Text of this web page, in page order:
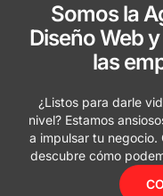
Somos la
Diseño Web
las
¿Listos para darle
nivel? Estamos
a impulsar tu negocio.
descubre cómo